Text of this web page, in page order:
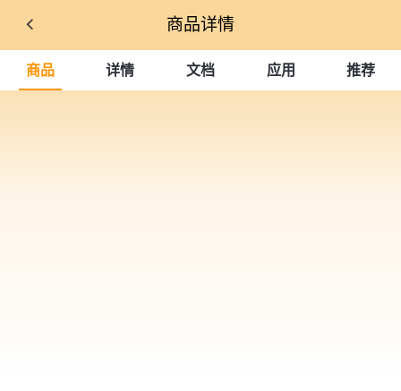
商品详情
商品 详情 文档 应用 推荐